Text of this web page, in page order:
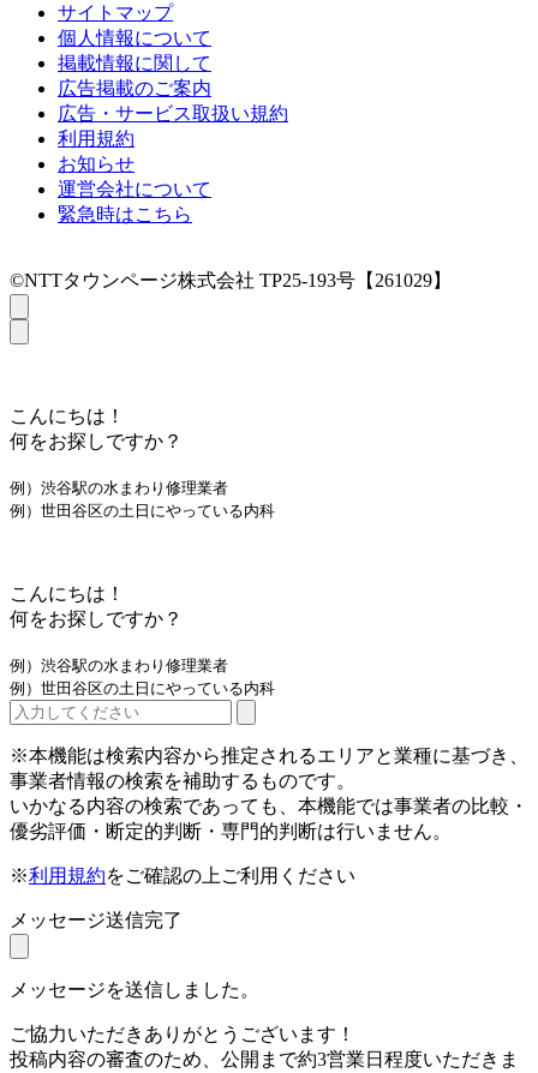
サイトマップ
個人情報について
掲載情報に関して
広告掲載のご案内
広告・サービス取扱い規約
利用規約
お知らせ
運営会社について
緊急時はこちら
©NTTタウンページ株式会社 TP25-193号【261029】
こんにちは！
何をお探しですか？
例）渋谷駅の水まわり修理業者
例）世田谷区の土日にやっている内科
こんにちは！
何をお探しですか？
例）渋谷駅の水まわり修理業者
例）世田谷区の土日にやっている内科
※本機能は検索内容から推定されるエリアと業種に基づき、
事業者情報の検索を補助するものです。
いかなる内容の検索であっても、本機能では事業者の比較・
優劣評価・断定的判断・専門的判断は行いません。
※利用規約をご確認の上ご利用ください
メッセージ送信完了
メッセージを送信しました。
ご協力いただきありがとうございます！
投稿内容の審査のため、公開まで約3営業日程度いただきま